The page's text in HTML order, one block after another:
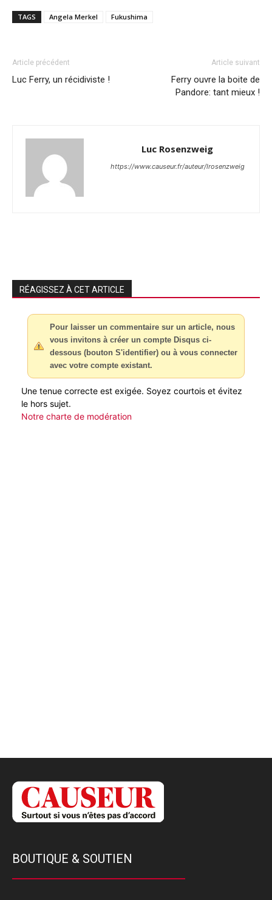
TAGS Angela Merkel Fukushima
Article précédent
Luc Ferry, un récidiviste !
Article suivant
Ferry ouvre la boite de
Pandore: tant mieux !
Luc Rosenzweig
https://www.causeur.fr/auteur/lrosenzweig
RÉAGISSEZ À CET ARTICLE
Pour laisser un commentaire sur un article, nous
vous invitons à créer un compte Disqus ci-
dessous (bouton S'identifier) ou à vous connecter
avec votre compte existant.
Une tenue correcte est exigée. Soyez courtois et évitez
le hors sujet.
Notre charte de modération
BOUTIQUE & SOUTIEN